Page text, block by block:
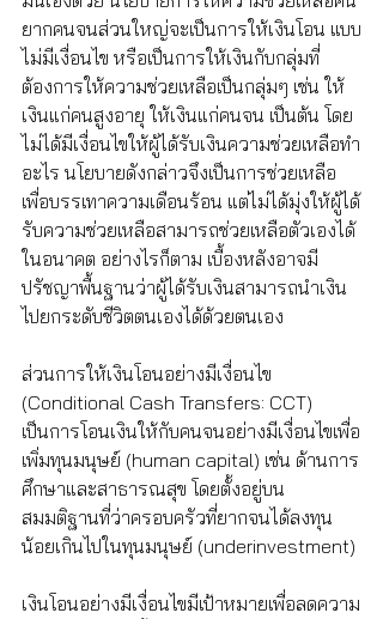
ยากคนจนส่วนใหญ่จะเป็นการให้เงินโอน แบบ
ไม่มีเงื่อนไข หรือเป็นการให้เงินกับกลุ่มที่
ต้องการให้ความช่วยเหลือเป็นกลุ่มๆ เช่น ให้
เงินแก่คนสูงอายุ ให้เงินแก่คนจน เป็นต้น โดย
ไม่ได้มีเงื่อนไขให้ผู้ได้รับเงินความช่วยเหลือทำ
อะไร นโยบายดังกล่าวจึงเป็นการช่วยเหลือ
เพื่อบรรเทาความเดือนร้อน แต่ไม่ได้มุ่งให้ผู้ได้
รับความช่วยเหลือสามารถช่วยเหลือตัวเองได้
ในอนาคต อย่างไรก็ตาม เบื้องหลังอาจมี
ปรัชญาพื้นฐานว่าผู้ได้รับเงินสามารถนำเงิน
ไปยกระดับชีวิตตนเองได้ด้วยตนเอง
ส่วนการให้เงินโอนอย่างมีเงื่อนไข
(Conditional Cash Transfers: CCT)
เป็นการโอนเงินให้กับคนจนอย่างมีเงื่อนไขเพื่อ
เพิ่มทุนมนุษย์ (human capital) เช่น ด้านการ
ศึกษาและสาธารณสุข โดยตั้งอยู่บน
สมมติฐานที่ว่าครอบครัวที่ยากจนได้ลงทุน
น้อยเกินไปในทุนมนุษย์ (underinvestment)
เงินโอนอย่างมีเงื่อนไขมีเป้าหมายเพื่อลดความ